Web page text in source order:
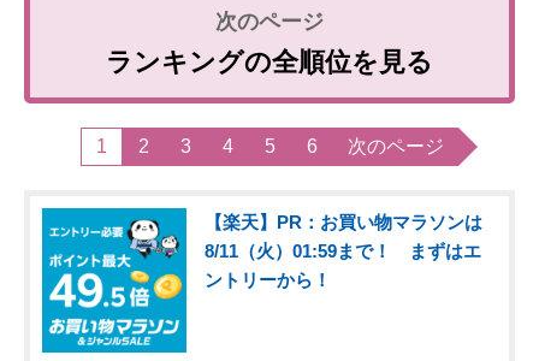
ランキングの全順位を見る
1 2 3 4 5 6 次のページ
【楽天】PR：お買い物マラソンは
8/11（火）01:59まで！ まずはエ
ントリーから！